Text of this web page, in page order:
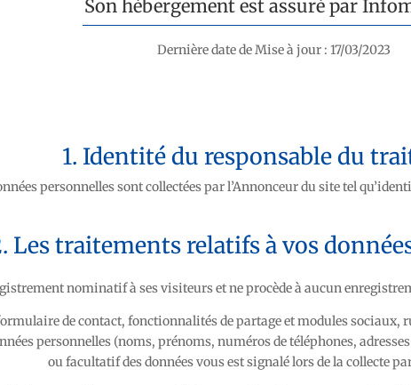
Son hébergement est assuré par
Dernière date de Mise à jour : 17/03/2023
1. Identité du responsable du
personnelles sont collectées par l’Annonceur du site tel
Les traitements relatifs à vos
nominatif à ses visiteurs et ne procède à aucun
de contact, fonctionnalités de partage et modules
personnelles (noms, prénoms, numéros de téléphones,
ou facultatif des données vous est signalé lors de la collecte